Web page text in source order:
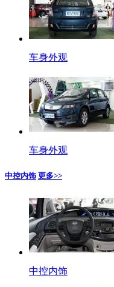
车身外观
车身外观
中控内饰 更多>>
中控内饰